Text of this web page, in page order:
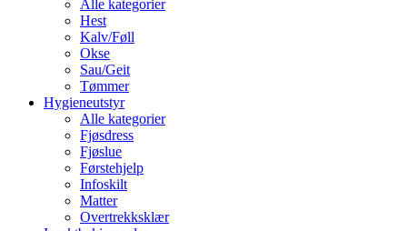
Alle kategorier
Hest
Kalv/Føll
Okse
Sau/Geit
Tømmer
Hygieneutstyr
Alle kategorier
Fjøsdress
Fjøslue
Førstehjelp
Infoskilt
Matter
Overtrekksklær